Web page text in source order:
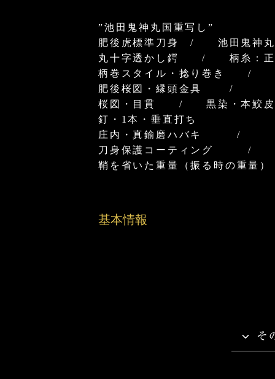
”池田鬼神丸国重写し”
肥後虎標準刀身 / 池田鬼
丸十字透かし鍔 / 柄糸：正
柄巻スタイル・捻り巻き
肥後桜図・縁頭金具 /
桜図・目貫 / 黒染・本
釘・1本・垂直打ち
庄内・真鍮磨ハバ
刀身保護コーティング /
鞘を省いた重量（振る時の重量）
基本情報